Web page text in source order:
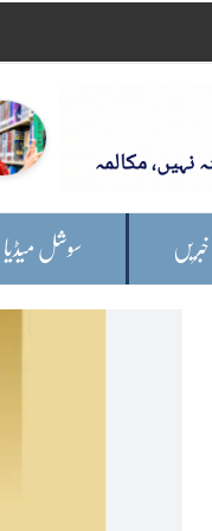
خبریں سوشل میڈیا